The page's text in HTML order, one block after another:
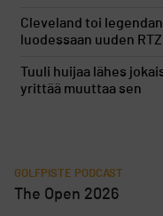
Cleveland toi
luodessaan uuden
Tuuli huijaa lähes
yrittää muuttaa sen
GOLFPISTE PODCAST
The Open 2026